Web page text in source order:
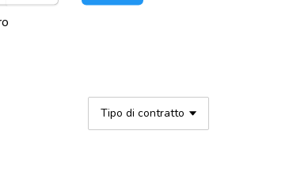
Tipo di contratto